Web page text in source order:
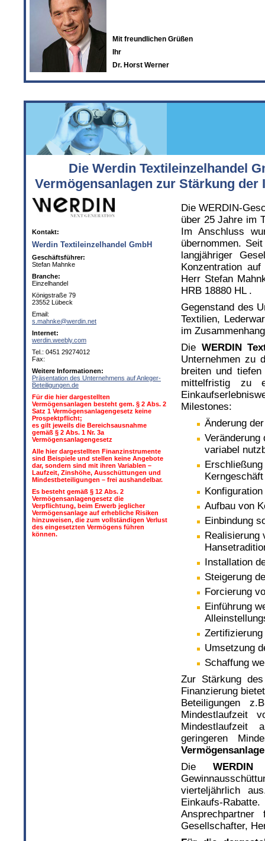
Mit freundlichen Grüßen
Ihr
Dr. Horst Werner
Die Werdin Textileinzelhandel
Vermögensanlagen zur Stärkung
Die WERDIN-
über 25 Jahre im
Im Anschluss
übernommen.
langjähriger
Konzentration
Herr Stefan
HRB 18880 HL .
Gegenstand des
Textilien,
im
Die WERDIN
Unternehmen zu
breiten und
mittelfristig zu
Milestones:
Änderung
variabel
Aufbau von
Einbindung
Realisierung
Installation
Steigerung
Forcierung
Einführung
Umsetzung
Schaffung
Zur Stärkung
Finanzierung
Beteiligungen
Mindestlaufzeit
Mindestlaufzeit
geringeren
Die
vierteljährlich
Einkaufs-
Gesellschafter,
Kontakt:
Werdin Textileinzelhandel GmbH
Geschäftsführer:
Stefan Mahnke
Branche:
Einzelhandel
Königstraße 79
23552 Lübeck
Email:
s.mahnke@werdin.net
Internet:
werdin.weebly.com
Tel.: 0451 29274012
Fax:
Weitere Informationen:
Präsentation des Unternehmens auf Anleger-
Beteiligungen.de
Für die hier dargestellten
Vermögensanlagen besteht gem. § 2 Abs. 2
Satz 1 Vermögensanlagengesetz keine
Prospektpflicht;
es gilt jeweils die Bereichsausnahme
gemäß § 2 Abs. 1 Nr. 3a
Vermögensanlagengesetz
Alle hier dargestellten Finanzinstrumente
sind Beispiele und stellen keine Angebote
dar, sondern sind mit ihren Variablen –
Laufzeit, Zinshöhe, Ausschüttungen und
Mindestbeteiligungen – frei aushandelbar.
Es besteht gemäß § 12 Abs. 2
Vermögensanlagengesetz die
Verpflichtung, beim Erwerb jeglicher
Vermögensanlage auf erhebliche Risiken
hinzuweisen, die zum vollständigen Verlust
des eingesetzten Vermögens führen
können.